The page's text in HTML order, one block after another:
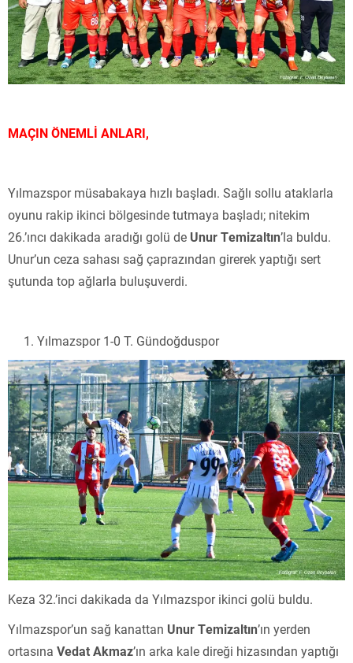
MAÇIN ÖNEMLİ ANLARI,
Yılmazspor müsabakaya hızlı başladı. Sağlı sollu ataklarla
oyunu rakip ikinci bölgesinde tutmaya başladı; nitekim
26.’ıncı dakikada aradığı golü de Unur Temizaltın’la buldu.
Unur’un ceza sahası sağ çaprazından girerek yaptığı sert
şutunda top ağlarla buluşuverdi.
Yılmazspor 1-0 T. Gündoğduspor
Keza 32.’inci dakikada da Yılmazspor ikinci golü buldu.
Yılmazspor’un sağ kanattan Unur Temizaltın’ın yerden
ortasına Vedat Akmaz’ın arka kale direği hizasından yaptığı